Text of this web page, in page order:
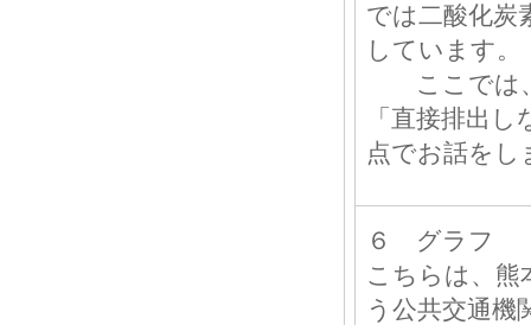
では二酸化炭
しています。
ここでは
「直接排出
点でお話をし
６ グラフ
こちらは、熊
う公共交通機